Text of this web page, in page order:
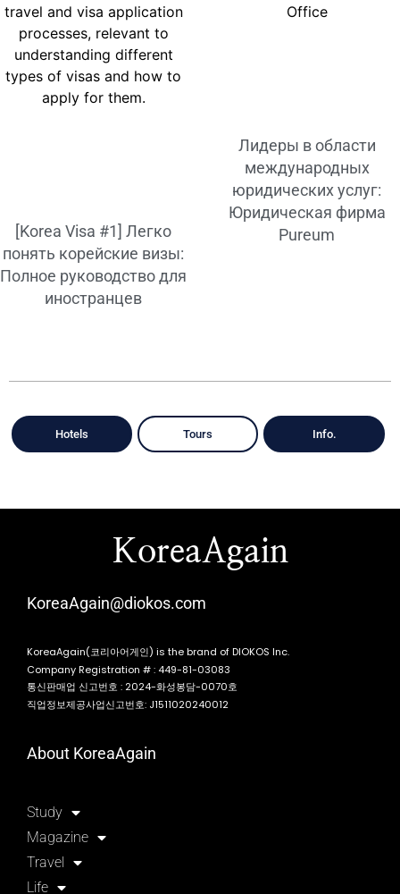
[Korea Visa #1] Легко
понять корейские визы:
Полное руководство для
иностранцев
Лидеры в области
международных
юридических услуг:
Юридическая фирма
Pureum
Hotels Tours Info.
KoreaAgain
KoreaAgain@diokos.com
KoreaAgain(코리아어게인) is the brand of DIOKOS Inc.
Company Registration # : 449-81-03083
통신판매업 신고번호 : 2024-화성봉담-0070호
직업정보제공사업신고번호: J1511020240012
About KoreaAgain
Study
Magazine
Travel
Life